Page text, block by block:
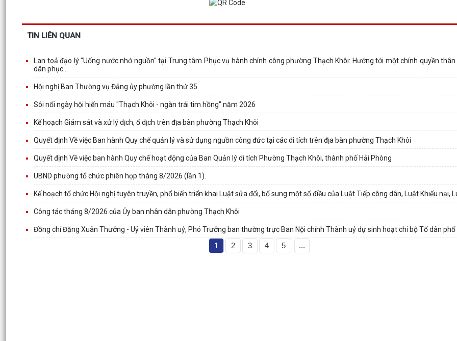
TIN LIÊN QUAN
Lan toả đạo lý "Uống nước nhớ nguồn" tại Trung tâm Phục vụ hành chính công phường Thạch Khôi: Hướng tới một chính quyền thân
dân phục...
Hội nghị Ban Thường vụ Đảng ủy phường lần thứ 35
Sôi nổi ngày hội hiến máu "Thạch Khôi - ngàn trái tim hồng" năm 2026
Kế hoạch Giám sát và xử lý dịch, ổ dịch trên địa bàn phường Thạch Khôi
Quyết định Về việc Ban hành Quy chế quản lý và sử dụng nguồn công đức tại các di tích trên địa bàn phường Thạch Khôi
Quyết định Về việc ban hành Quy chế hoạt động của Ban Quản lý di tích Phường Thạch Khôi, thành phố Hải Phòng
UBND phường tổ chức phiên họp tháng 8/2026 (lần 1).
Kế hoạch tổ chức Hội nghị tuyên truyền, phổ biến triển khai Luật sửa đổi, bổ sung một số điều của Luật Tiếp công dân, Luật Khiếu nại,
Công tác tháng 8/2026 của Ủy ban nhân dân phường Thạch Khôi
Đồng chí Đặng Xuân Thưởng - Uỷ viên Thành uỷ, Phó Trưởng ban thường trực Ban Nội chính Thành uỷ dự sinh hoạt chi bộ Tổ dân phố
1 2 3 4 5 ...